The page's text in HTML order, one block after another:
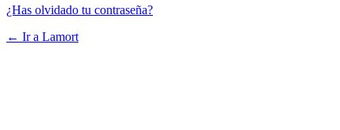
¿Has olvidado tu contraseña?
← Ir a Lamort